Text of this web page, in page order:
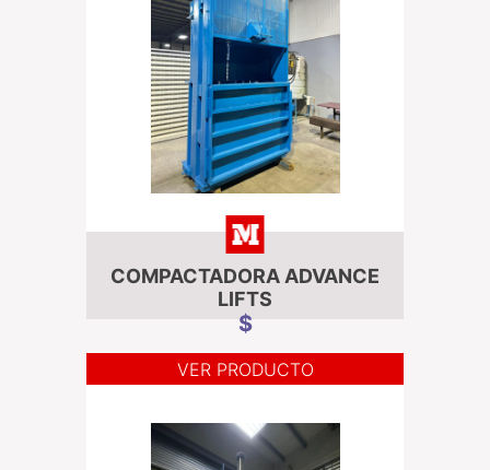
COMPACTADORA ADVANCE
LIFTS
$
VER PRODUCTO